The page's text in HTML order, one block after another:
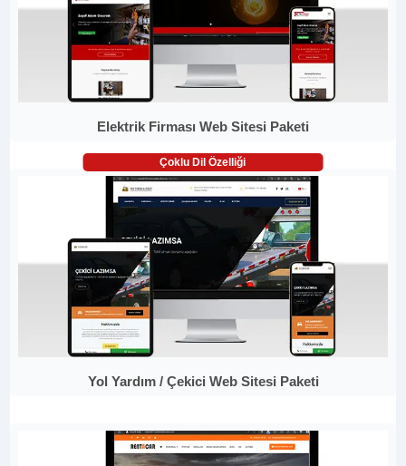
Elektrik Firması Web Sitesi Paketi
Çoklu Dil Özelliği
Yol Yardım / Çekici Web Sitesi Paketi